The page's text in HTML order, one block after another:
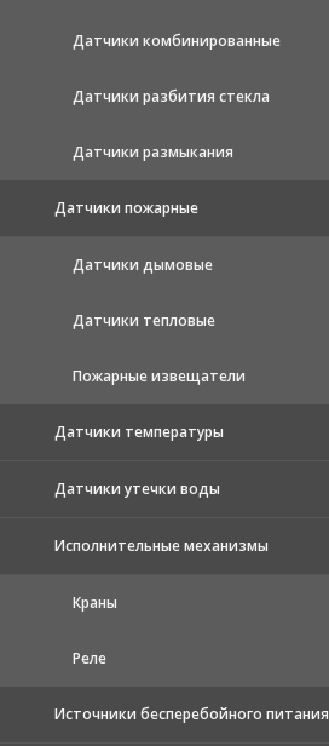
Датчики комбинированные
Датчики разбития стекла
Датчики размыкания
Датчики пожарные
Датчики дымовые
Датчики тепловые
Пожарные извещатели
Датчики температуры
Датчики утечки воды
Исполнительные механизмы
Краны
Реле
Источники бесперебойного питания